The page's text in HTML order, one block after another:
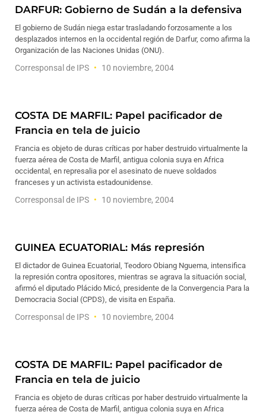
DARFUR: Gobierno de Sudán a la defensiva
El gobierno de Sudán niega estar trasladando forzosamente a los
desplazados internos en la occidental región de Darfur, como afirma la
Organización de las Naciones Unidas (ONU).
Corresponsal de IPS 10 noviembre, 2004
COSTA DE MARFIL: Papel pacificador de
Francia en tela de juicio
Francia es objeto de duras críticas por haber destruido virtualmente la
fuerza aérea de Costa de Marfil, antigua colonia suya en Africa
occidental, en represalia por el asesinato de nueve soldados
franceses y un activista estadounidense.
Corresponsal de IPS 10 noviembre, 2004
GUINEA ECUATORIAL: Más represión
El dictador de Guinea Ecuatorial, Teodoro Obiang Nguema, intensifica
la represión contra opositores, mientras se agrava la situación social,
afirmó el diputado Plácido Micó, presidente de la Convergencia Para la
Democracia Social (CPDS), de visita en España.
Corresponsal de IPS 10 noviembre, 2004
COSTA DE MARFIL: Papel pacificador de
Francia en tela de juicio
Francia es objeto de duras críticas por haber destruido virtualmente la
fuerza aérea de Costa de Marfil, antigua colonia suya en Africa